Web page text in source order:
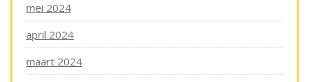
mei 2024
april 2024
maart 2024